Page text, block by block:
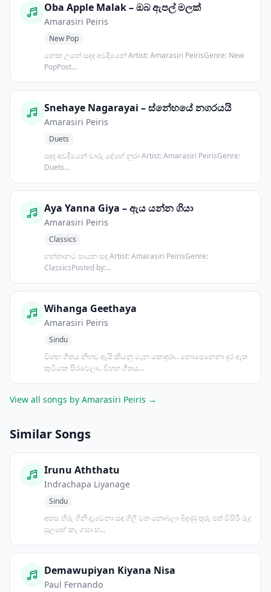
Oba Apple Malak – ඔබ ඇපල් මලක්
Amarasiri Peiris
New Pop
නෙක උයන් සඳුද අවදියෙන් Artist: Amarasiri PeirisGenre: New
PopPost...
Snehaye Nagarayai – ස්නේහයේ නගරයයි
Amarasiri Peiris
Duets
සඳුද අවදියෙන් චාරු දේහේ නුරා Artist: Amarasiri PeirisGenre:
Duets...
Aya Yanna Giya – ඇය යන්න ගියා
Amarasiri Peiris
Classics
හන්තානට පායන සඳ Artist: Amarasiri PeirisGenre:
ClassicsPosted by:...
Wihanga Geethaya
Amarasiri Peiris
Sindu
විහඟ ගීතය නිහඬ ඇයි කියනු මැන කොඳුරා.. නොපෙනෙනා දුර ඈත
කුටියක සිරවෙලා.. විහඟ ගීතය...
View all songs by Amarasiri Peiris →
Similar Songs
Irunu Aththatu
Indrachapa Liyanage
Sindu
අහස හිරු ගිනි දැවෙනා සඳ ගිලී වත නොබලා බිඳුණු තුරු පත් විසිරී රුදු
සුලඟේ කෑ ගසා හ...
Demawupiyan Kiyana Nisa
Paul Fernando